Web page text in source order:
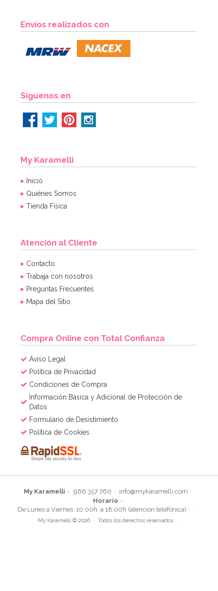
Envíos realizados con
Síguenos en
My Karamelli
Inicio
Quiénes Somos
Tienda Física
Atención al Cliente
Contacto
Trabaja con nosotros
Preguntas Frecuentes
Mapa del Sitio
Compra Online con Total Confianza
Aviso Legal
Política de Privacidad
Condiciones de Compra
Información Básica y Adicional de Protección de
Datos
Formulario de Desistimiento
Política de Cookies
My Karamelli 966 357 760
info@mykaramelli.com
Horario
De Lunes a Viernes: 10:00h. a 18:00h (atención telefónica)
My Karamelli © 2026 Todos los derechos reservados